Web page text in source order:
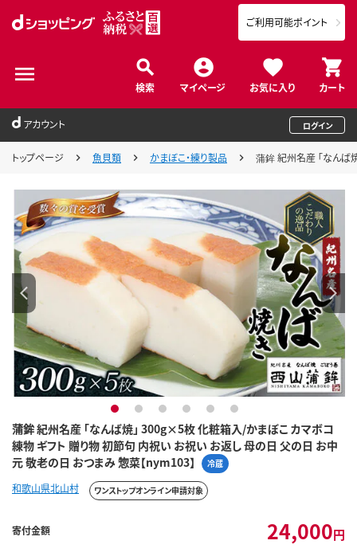
検索 マイページ お気に入り カート
ご利用可能ポイント
アカウント ログイン
トップページ 魚貝類 かまぼこ・練り製品 蒲鉾 紀州名産 「なんば
蒲鉾 紀州名産 「なんば焼」 300g×5枚 化粧箱入/かまぼこ カマボコ
練物 ギフト 贈り物 初節句 内祝い お祝い お返し 母の日 父の日 お中
元 敬老の日 おつまみ 惣菜【nym103】
冷蔵
1 2 3 4 5 6
和歌山県北山村 ワンストップオンライン申請対象
寄付金額 24,000円